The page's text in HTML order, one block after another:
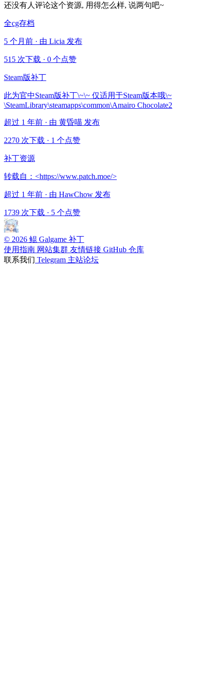
还没有人评论这个资源, 用得怎么样, 说两句吧~
全cg存档
5 个月前 · 由 Licia 发布
515 次下载 · 0 个点赞
Steam版补丁
此为官中Steam版补丁\~\~ 仅适用于Steam版本哦\~
\SteamLibrary\steamapps\common\Amairo Chocolate2
超过 1 年前 · 由 黄昏喵 发布
2270 次下载 · 1 个点赞
补丁资源
转载自：<https://www.patch.moe/>
超过 1 年前 · 由 HawChow 发布
1739 次下载 · 5 个点赞
© 2026 鲲 Galgame 补丁
使用指南 网站集群 友情链接 GitHub 仓库
联系我们 Telegram 主站论坛